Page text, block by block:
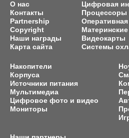
О нас
Контакты
Partnership
Copyright
Наши награды
Карта сайта
Цифровая
Процессоры
Видеокарты
Системы
Накопители
Корпуса
Источники питания
Мультимедиа
Цифровое фото и видео
Мониторы